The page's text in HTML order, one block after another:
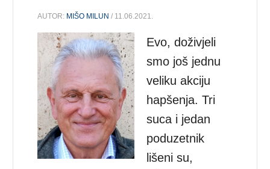
AUTOR: MIŠO MILUN / 11.06.2021.
Evo, doživjeli
smo još jednu
veliku akciju
hapšenja. Tri
suca i jedan
poduzetnik
lišeni su,